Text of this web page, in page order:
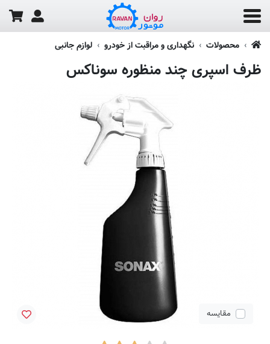
محصولات نگهداری و مراقبت از خودرو لوازم جانبی
ظرف اسپری چند منظوره سوناکس
مقایسه